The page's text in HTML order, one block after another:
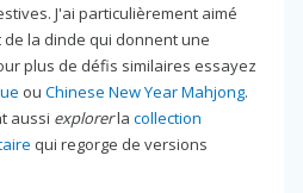
J'ai particulièrement aimé
la dinde qui donnent une
plus de défis similaires essayez
ou Chinese New Year Mahjong.
aussi explorerla collection
qui regorge de versions